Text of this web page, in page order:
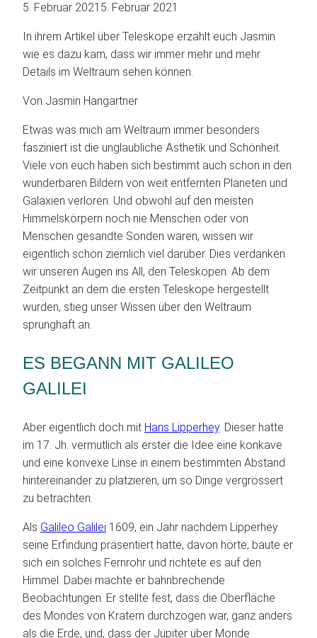
5. Februar 2021 5. Februar 2021
In ihrem Artikel über Teleskope erzählt euch Jasmin
wie es dazu kam, dass wir immer mehr und mehr
Details im Weltraum sehen können.
Von Jasmin Hangartner
Etwas was mich am Weltraum immer besonders
fasziniert ist die unglaubliche Ästhetik und Schönheit.
Viele von euch haben sich bestimmt auch schon in den
wunderbaren Bildern von weit entfernten Planeten und
Galaxien verloren. Und obwohl auf den meisten
Himmelskörpern noch nie Menschen oder von
Menschen gesandte Sonden waren, wissen wir
eigentlich schon ziemlich viel darüber. Dies verdanken
wir unseren Augen ins All, den Teleskopen. Ab dem
Zeitpunkt an dem die ersten Teleskope hergestellt
wurden, stieg unser Wissen über den Weltraum
sprunghaft an.
ES BEGANN MIT GALILEO
GALILEI
Aber eigentlich doch mit Hans Lipperhey. Dieser hatte
im 17. Jh. vermutlich als erster die Idee eine konkave
und eine konvexe Linse in einem bestimmten Abstand
hintereinander zu platzieren, um so Dinge vergrössert
zu betrachten.
Als Galileo Galilei 1609, ein Jahr nachdem Lipperhey
seine Erfindung präsentiert hatte, davon hörte, baute er
sich ein solches Fernrohr und richtete es auf den
Himmel. Dabei machte er bahnbrechende
Beobachtungen. Er stellte fest, dass die Oberfläche
des Mondes von Kratern durchzogen war, ganz anders
als die Erde, und, dass der Jupiter über Monde